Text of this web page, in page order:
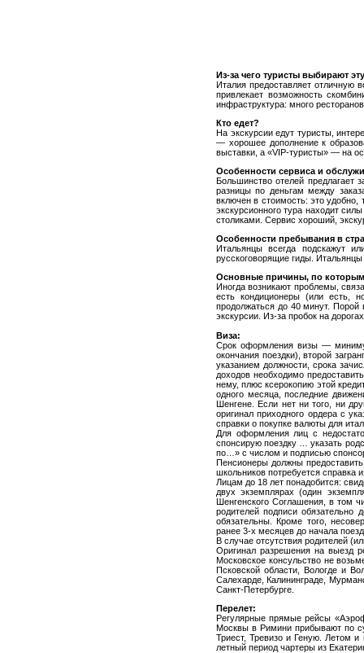
Из-за чего туристы выбирают
Италия предоставляет отличную
привлекает возможность
инфраструктура: много
Кто едет?
На экскурсии едут туристы,
— хорошее дополнение к
выставки, а «VIP-туристы» — на
Особенности сервиса и
Большинство отелей предлагает
разницы по деньгам между
включен в стоимость: это удобно,
экскурсионного тура находит
столиками. Сервис хороший,
Особенности пребывания в
Итальянцы всегда подскажут
русскоговорящие гиды.
Основные причины, по которым
Иногда возникают проблемы,
есть кондиционеры (или есть,
продолжаться до 40 минут.
экскурсии. Из-за пробок на
Виза:
Срок оформления визы —
окончания поездки), второй
указанием должности, срока
доходов необходимо
нему, плюс ксерокопию этой
одного месяца, последние
Шенгене. Если нет ни того, ни
оригинал приходного ордера с
справки о покупке валюты для
Для оформления лиц с
спонсирую поездку … указать
по…» с числом и подписью
Пенсионеры должны
школьников потребуется справка
Лицам до 18 лет понадобится:
двух экземплярах (один
Шенгенского Соглашения, в том
родителей подписи обязательно
обязательны. Кроме того,
ранее 3-х месяцев до начала
В случае отсутствия родителей
Оригинал разрешения на выезд
Московское консульство не
Псковской области, Вологде и
Салехарде, Калининграде,
Санкт-Петербурге.
Перелет:
Регулярные прямые рейсы
Москвы в Римини прибывают по
Триест, Тревизо и Геную. Летом
летный период чартеры из